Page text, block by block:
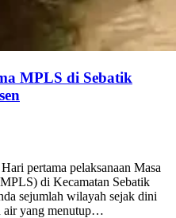
MPLS di Sebatik
pertama pelaksanaan Masa
di Kecamatan Sebatik
sejumlah wilayah sejak dini
air yang menutup…